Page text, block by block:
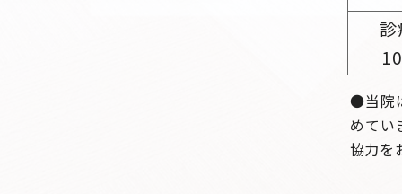
●当院
めてい
協力を